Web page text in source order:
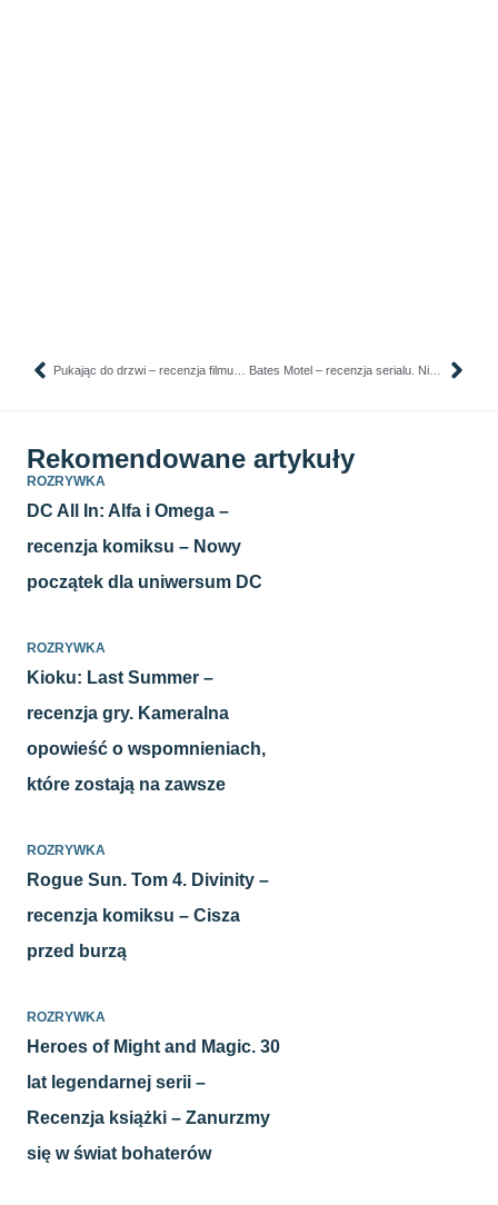
Bates Motel – recenzja serialu. Niewinny motel na uboczu
Rekomendowane artykuły
ROZRYWKA
DC All In: Alfa i Omega –
recenzja komiksu – Nowy
początek dla uniwersum DC
ROZRYWKA
Kioku: Last Summer –
recenzja gry. Kameralna
opowieść o wspomnieniach,
które zostają na zawsze
ROZRYWKA
Rogue Sun. Tom 4. Divinity –
recenzja komiksu – Cisza
przed burzą
ROZRYWKA
Heroes of Might and Magic. 30
lat legendarnej serii –
Recenzja książki – Zanurzmy
się w świat bohaterów